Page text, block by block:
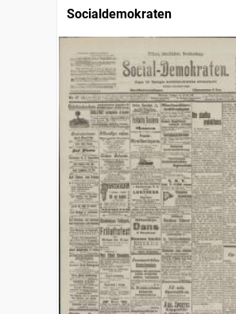
Socialdemokraten